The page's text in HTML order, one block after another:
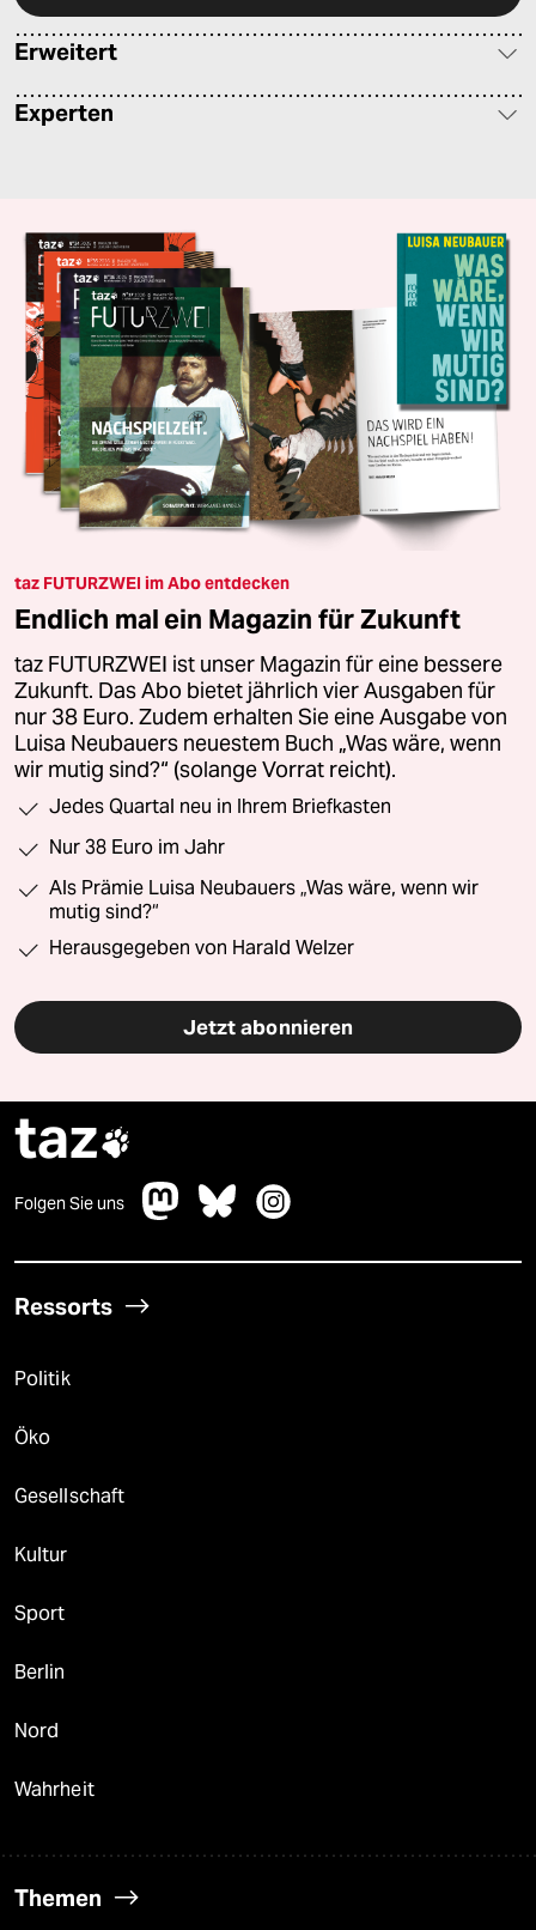
Erweitert
Experten
taz FUTURZWEI im Abo entdecken
Endlich mal ein Magazin für Zukunft
taz FUTURZWEI ist unser Magazin für eine bessere
Zukunft. Das Abo bietet jährlich vier Ausgaben für
nur 38 Euro. Zudem erhalten Sie eine Ausgabe von
Luisa Neubauers neuestem Buch „Was wäre, wenn
wir mutig sind?“ (solange Vorrat reicht).
Jedes Quartal neu in Ihrem Briefkasten
Nur 38 Euro im Jahr
Als Prämie Luisa Neubauers „Was wäre, wenn wir
mutig sind?“
Herausgegeben von Harald Welzer
Jetzt abonnieren
taz
Folgen Sie uns
Ressorts
Politik
Öko
Gesellschaft
Kultur
Sport
Berlin
Nord
Wahrheit
Themen